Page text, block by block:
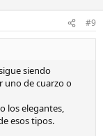
#9
siendo
uno de cuarzo o
los elegantes,
esos tipos.